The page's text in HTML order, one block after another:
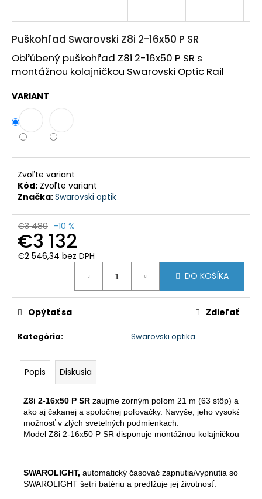
Puškohľad Swarovski Z8i 2-16x50 P SR
Obľúbený puškohľad Z8i 2-16x50 P SR s
montážnou kolajničkou Swarovski Optic Rail
VARIANT
Zvoľte variant
Kód: Zvoľte variant
Značka:Swarovski optik
€3 480 –10 %
€3 132
€2 546,34 bez DPH
DO KOŠÍKA
Kategória: Swarovski optika
Opýtať sa Zdieľať
Popis Diskusia
Z8i 2-16x50 P SR zaujme zorným poľom 21 m (63 stôp) a
ako aj čakanej a spoločnej poľovačky. Navyše, jeho vysoká
možnosť v zlých svetelných podmienkach.
Model Z8i 2-16x50 P SR disponuje montážnou kolajničkou
SWAROLIGHT, automatický časovač zapnutia/vypnutia so
SWAROLIGHT šetrí batériu a predlžuje jej životnosť.
O
d
p
r
ú
a
m
TEPLÁ
POĽOVNÍCKA
PARKA
BUNDA
MARCO
POLO
PHVE014
€182,35